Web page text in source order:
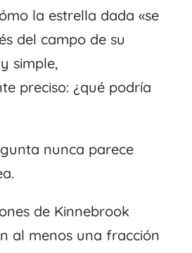
la estrella dada «se
del campo de su
simple,
preciso: ¿qué podría
nunca parece
de Kinnebrook
al menos una fracción